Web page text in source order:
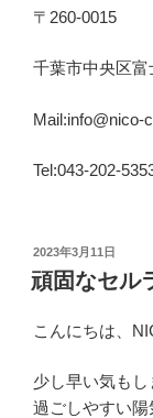
〒260-0015
千葉市中央区
Mail:info@nico-
Tel:043-202-
投
稿
日:
2023年3月11日
頑固なセル
こんにちは、
少し早い気も
過ごしやすい陽